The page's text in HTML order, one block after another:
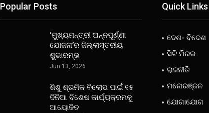
Popular Posts
‘ମୁଖ୍ୟମନ୍ତ୍ରୀ ଅନ୍ନପୂର୍ଣ୍ଣା
ଯୋଜନା’ର ଜିଲ୍ଲାସ୍ତରୀୟ
ଶୁଭାରମ୍ଭ
Jun 13, 2026
ଶିଶୁ ଶ୍ରମିକ ବିଲୋପ ପାଇଁ ୧୫
ଦିନିଆ ବିଶେଷ କାର୍ଯ୍ୟକ୍ରମକୁ
ଆୟୋଜିତ
Quick Links
ଦେଶ- ବିଦେଶ
ସିଟି ମିରର
ରାଜନୀତି
ମନୋରଞ୍ଜନ
ଯୋଗାଯୋଗ